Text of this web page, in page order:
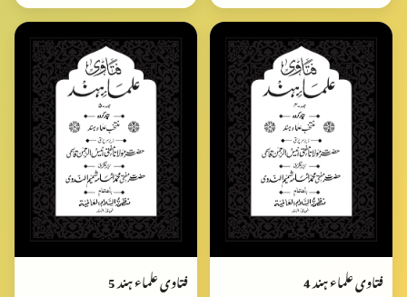
فتاوی علماء ہند 4 فتاوی علماء ہند 5